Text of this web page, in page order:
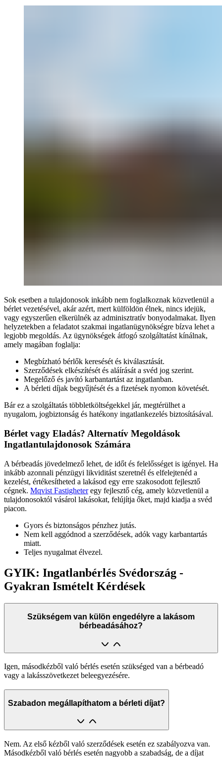
Sok esetben a tulajdonosok inkább nem foglalkoznak közvetlenül a
bérlet vezetésével, akár azért, mert külföldön élnek, nincs idejük,
vagy egyszerűen elkerülnék az adminisztratív bonyodalmakat. Ilyen
helyzetekben a feladatot szakmai ingatlanügynökségre bízva lehet a
legjobb megoldás. Az ügynökségek átfogó szolgáltatást kínálnak,
amely magában foglalja:
Megbízható bérlők keresését és kiválasztását.
Szerződések elkészítését és aláírását a svéd jog szerint.
Megelőző és javító karbantartást az ingatlanban.
A bérleti díjak begyűjtését és a fizetések nyomon követését.
Bár ez a szolgáltatás többletköltségekkel jár, megtérülhet a
nyugalom, jogbiztonság és hatékony ingatlankezelés biztosításával.
Bérlet vagy Eladás? Alternatív Megoldások
Ingatlantulajdonosok Számára
A bérbeadás jövedelmező lehet, de időt és felelősséget is igényel. Ha
inkább azonnali pénzügyi likviditást szeretnél és elfelejtenéd a
kezelést, értékesítheted a lakásod egy erre szakosodott fejlesztő
cégnek. Mqvist Fastigheteregy fejlesztő cég, amely közvetlenül a
tulajdonosoktól vásárol lakásokat, felújítja őket, majd kiadja a svéd
piacon.
Gyors és biztonságos pénzhez jutás.
Nem kell aggódnod a szerződések, adók vagy karbantartás
miatt.
Teljes nyugalmat élvezel.
GYIK: Ingatlanbérlés Svédország -
Gyakran Ismételt Kérdések
Szükségem van külön engedélyre a lakásom
bérbeadásához?
Igen, másodkézből való bérlés esetén szükséged van a bérbeadó
vagy a lakásszövetkezet beleegyezésére.
Szabadon megállapíthatom a bérleti díjat?
Nem. Az első kézből való szerződések esetén ez szabályozva van.
Másodkézből való bérlés esetén nagyobb a szabadság, de a díjat